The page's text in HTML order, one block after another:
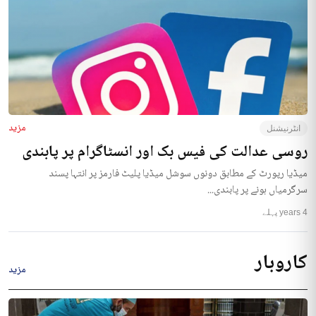
انٹرنیشنل مزید
روسی عدالت کی فیس بک اور انسٹاگرام پر پابندی
میڈیا رپورٹ کے مطابق دونوں سوشل میڈیا پلیٹ فارمز پر انتہا پسند
سرگرمیاں ہونے پر پابندی...
4 years پہلے
کاروبار مزید